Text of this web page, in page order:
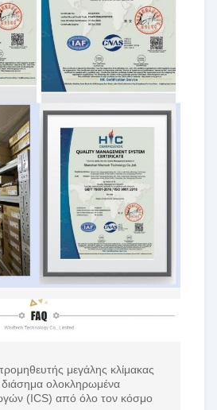
μεγάλης κλίμακας
διάσημα ολοκληρωμένα
(ICS) από όλο τον κόσμο